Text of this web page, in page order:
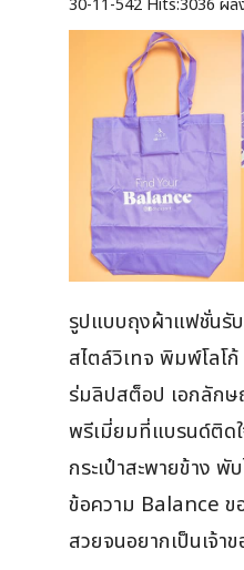
30-11-542 Hits:3036 ผล
รูปแบบถุงผ้าแฟชั่นรั
สไตล์วิเทจ พิมพ์โลโ
ร่มลิปสต็อป เอกลัก
พรีเมี่ยมที่แบรนด์ติด
กระเป๋าสะพายข้าง
ข้อความ Balance
สวยจนอยากเป็นเจ้า